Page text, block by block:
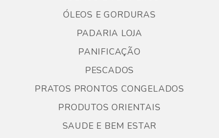
ÓLEOS E GORDURAS
PADARIA LOJA
PANIFICAÇÃO
PESCADOS
PRATOS PRONTOS CONGELADOS
PRODUTOS ORIENTAIS
SAUDE E BEM ESTAR